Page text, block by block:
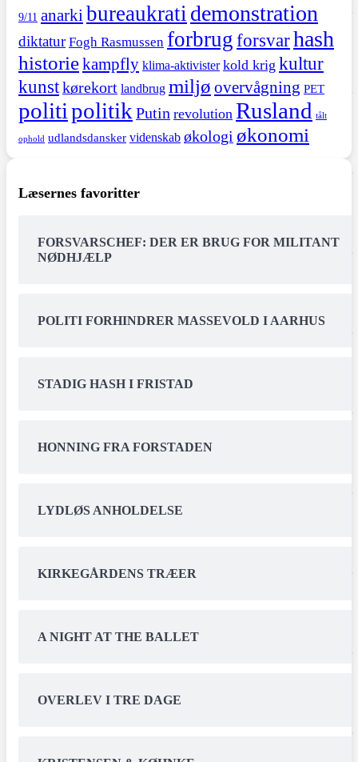
9/11 anarki bureaukrati demonstration
diktatur Fogh Rasmussen forbrugforsvarhash
historiekampfly klima-aktivister kold krig kultur
kunstkørekort landbrug miljø overvågning PET
politipolitik Putin revolution Rusland tålt
ophold udlandsdansker videnskab økologi økonomi
Læsernes favoritter
FORSVARSCHEF: DER ER BRUG FOR MILITANT
NØDHJÆLP
POLITI FORHINDRER MASSEVOLD I AARHUS
STADIG HASH I FRISTAD
HONNING FRA FORSTADEN
LYDLØS ANHOLDELSE
KIRKEGÅRDENS TRÆER
A NIGHT AT THE BALLET
OVERLEV I TRE DAGE